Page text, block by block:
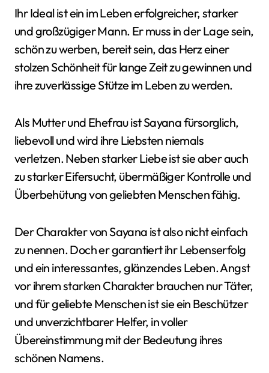
Ihr Ideal ist ein im Leben erfolgreicher, starker
und großzügiger Mann. Er muss in der Lage sein,
schön zu werben, bereit sein, das Herz einer
stolzen Schönheit für lange Zeit zu gewinnen und
ihre zuverlässige Stütze im Leben zu werden.
Als Mutter und Ehefrau ist Sayana fürsorglich,
liebevoll und wird ihre Liebsten niemals
verletzen. Neben starker Liebe ist sie aber auch
zu starker Eifersucht, übermäßiger Kontrolle und
Überbehütung von geliebten Menschen fähig.
Der Charakter von Sayana ist also nicht einfach
zu nennen. Doch er garantiert ihr Lebenserfolg
und ein interessantes, glänzendes Leben. Angst
vor ihrem starken Charakter brauchen nur Täter,
und für geliebte Menschen ist sie ein Beschützer
und unverzichtbarer Helfer, in voller
Übereinstimmung mit der Bedeutung ihres
schönen Namens.